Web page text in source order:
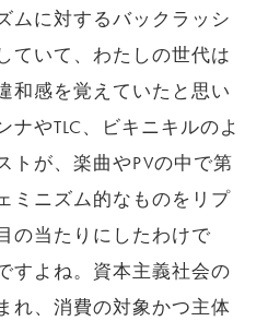
ムに対するバックラッシ
ていて、わたしの世代は
和感を覚えていたと思い
ナやTLC、ビキニキルのよ
トが、楽曲やPVの中で第
ミニズム的なものをリプ
の当たりにしたわけで
すよね。資本主義社会の
れ、消費の対象かつ主体